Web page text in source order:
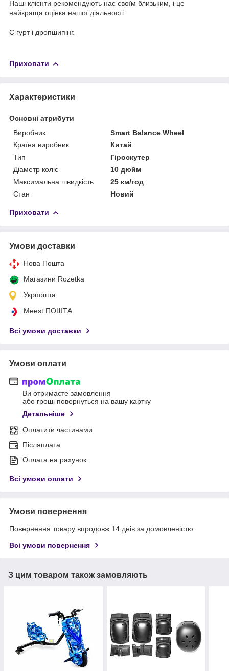
Наші клієнти рекомендують нас своїм близьким, і це
найкраща оцінка нашої діяльності.
Є гурт і дропшипінг.
Приховати
Характеристики
Основні атрибути
Виробник
Smart Balance Wheel
Країна виробник
Китай
Тип
Гіроскутер
Діаметр коліс
10 дюйм
Максимальна швидкість
25 км/год
Стан
Новий
Приховати
Умови доставки
Нова Пошта
Магазини Rozetka
Укрпошта
Meest ПОШТА
Всі умови доставки
Умови оплати
Ви отримаєте замовлення
або гроші повернуться на вашу картку
Детальніше
Оплатити частинами
Післяплата
Оплата на рахунок
Всі умови оплати
Умови повернення
Повернення товару впродовж 14 днів за домовленістю
Всі умови повернення
З цим товаром також замовляють